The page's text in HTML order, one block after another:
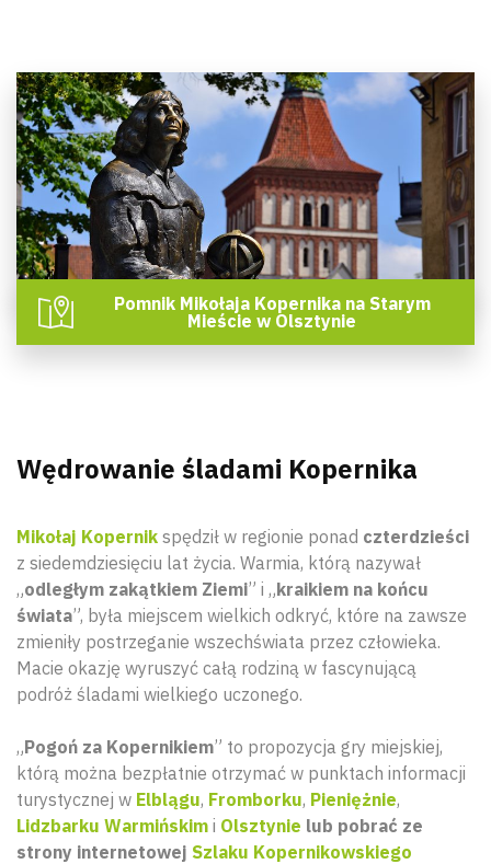
Pomnik Mikołaja Kopernika na Starym
Mieście w Olsztynie
Wędrowanie śladami Kopernika
Mikołaj Kopernik spędził w regionie ponad czterdzieści
z siedemdziesięciu lat życia. Warmia, którą nazywał
„odległym zakątkiem Ziemi” i „kraikiem na końcu
świata”, była miejscem wielkich odkryć, które na zawsze
zmieniły postrzeganie wszechświata przez człowieka.
Macie okazję wyruszyć całą rodziną w fascynującą
podróż śladami wielkiego uczonego.
„Pogoń za Kopernikiem” to propozycja gry miejskiej,
którą można bezpłatnie otrzymać w punktach informacji
turystycznej w Elblągu, Fromborku, Pieniężnie,
Lidzbarku Warmińskim i Olsztynie lub pobrać ze
strony internetowej Szlaku Kopernikowskiego